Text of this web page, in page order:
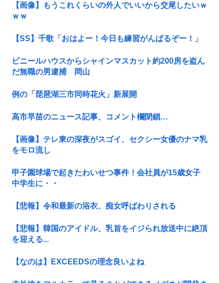
【画像】もうこれくらいの外人でいいから交尾したいｗ
ｗｗ
【SS】千歌「おはよー！今日も練習がんばるぞー！」
ビニールハウスからシャインマスカット約200房を盗ん
だ無職の男逮捕 岡山
例の「琵琶湖三市同時花火」新展開
高市早苗のニュース記事、コメント欄閉鎖…
【画像】テレ東の深夜がスゴイ、セクシー女優のナマ乳
をモロ流し
甲子園球場で起きたわいせつ事件！会社員が15歳女子
中学生に・・
【悲報】令和最新の浴衣、痴女呼ばわりされる
【悲報】韓国のアイドル、乳首をイジられ放送中に絶頂
を迎える...
【なのは】EXCEEDSの理念良いよね